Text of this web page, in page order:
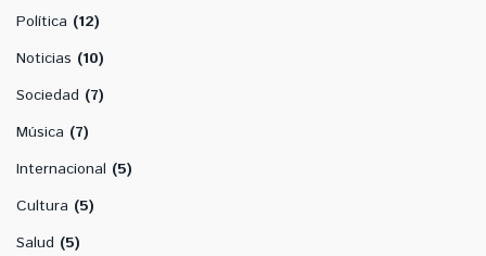
Política (12)
Noticias (10)
Sociedad (7)
Música (7)
Internacional (5)
Cultura (5)
Salud (5)